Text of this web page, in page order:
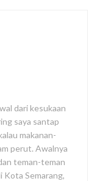
dari kesukaan
saya santap
makanan-
perut. Awalnya
teman-teman
Kota Semarang,